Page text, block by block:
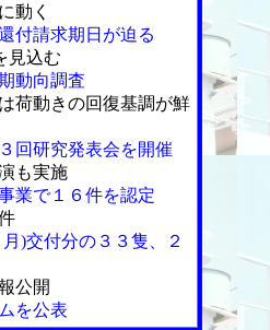
動く
付請求期日が迫る
見込む
動向調査
荷動きの回復基調が鮮
回研究発表会を開催
も実施
業で１６件を認定
)交付分の３３隻、２
公開
を公表